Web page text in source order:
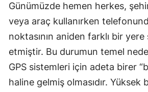
Günümüzde hemen herkes,
veya araç kullanırken
noktasının aniden farklı bir yere
etmiştir. Bu durumun temel
GPS sistemleri için adeta birer
haline gelmiş olmasıdır. Yüksek